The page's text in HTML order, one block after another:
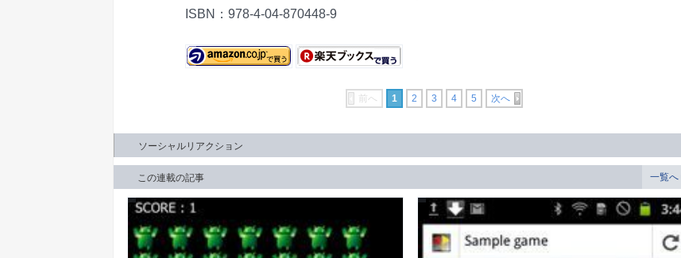
ISBN：978-4-04-870448-9
前へ 1 2 3 4 5 次へ
ソーシャルリアクション
この連載の記事 一覧へ